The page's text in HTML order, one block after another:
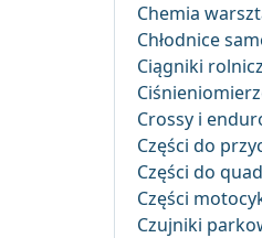
Chemia
Chłodnice
Ciągniki
Crossy i
Części do
Części do
Części
Czujniki